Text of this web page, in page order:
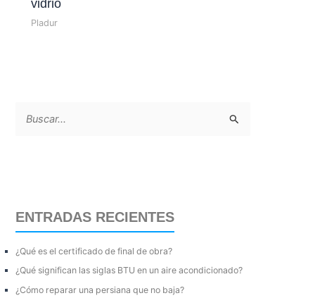
Pladur
r
o
r
ENTRADAS RECIENTES
¿Qué es el certificado de final de obra?
¿Qué significan las siglas BTU en un aire acondicionado?
¿Cómo reparar una persiana que no baja?